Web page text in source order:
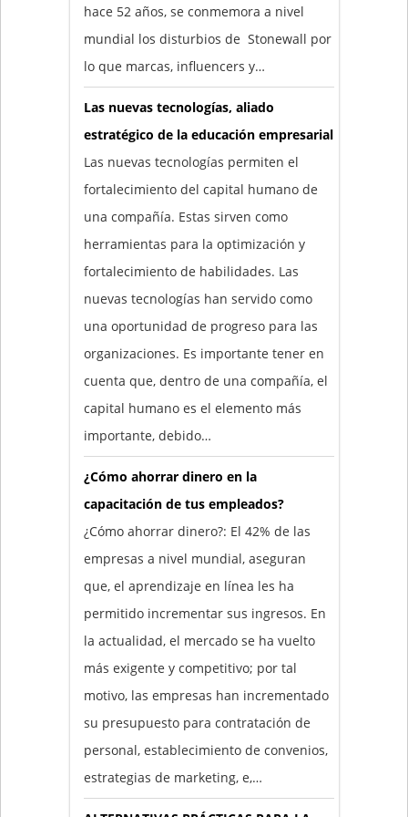
hace 52 años, se conmemora a nivel
mundial los disturbios de Stonewall por
lo que marcas, influencers y…
Las nuevas tecnologías, aliado
estratégico de la educación empresarial
Las nuevas tecnologías permiten el
fortalecimiento del capital humano de
una compañía. Estas sirven como
herramientas para la optimización y
fortalecimiento de habilidades. Las
nuevas tecnologías han servido como
una oportunidad de progreso para las
organizaciones. Es importante tener en
cuenta que, dentro de una compañía, el
capital humano es el elemento más
importante, debido…
¿Cómo ahorrar dinero en la
capacitación de tus empleados?
¿Cómo ahorrar dinero?: El 42% de las
empresas a nivel mundial, aseguran
que, el aprendizaje en línea les ha
permitido incrementar sus ingresos. En
la actualidad, el mercado se ha vuelto
más exigente y competitivo; por tal
motivo, las empresas han incrementado
su presupuesto para contratación de
personal, establecimiento de convenios,
estrategias de marketing, e,…